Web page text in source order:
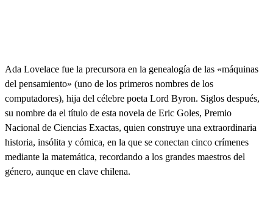
Ada Lovelace fue la precursora en la genealogía de las «máquinas
del pensamiento» (uno de los primeros nombres de los
computadores), hija del célebre poeta Lord Byron. Siglos después,
su nombre da el título de esta novela de Eric Goles, Premio
Nacional de Ciencias Exactas, quien construye una extraordinaria
historia, insólita y cómica, en la que se conectan cinco crímenes
mediante la matemática, recordando a los grandes maestros del
género, aunque en clave chilena.